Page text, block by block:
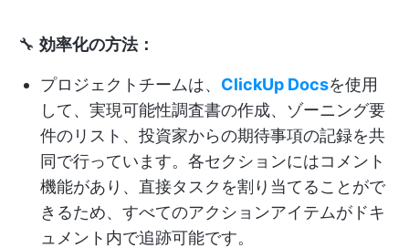
🔧 効率化の方法：
プロジェクトチームは、 ClickUp Docsを使用
して、実現可能性調査書の作成、ゾーニング要
件のリスト、投資家からの期待事項の記録を共
同で行っています。各セクションにはコメント
機能があり、直接タスクを割り当てることがで
きるため、すべてのアクションアイテムがドキ
ュメント内で追跡可能です。